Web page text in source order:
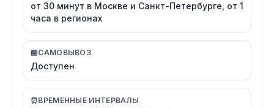
от 30 минут в Москве и Санкт-Петербурге, от 1
часа в регионах
🏪САМОВЫВОЗ
Доступен
⏰ВРЕМЕННЫЕ ИНТЕРВАЛЫ